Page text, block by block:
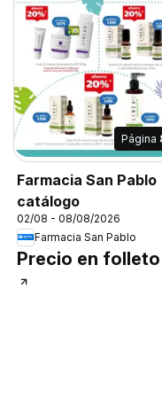
Página
Farmacia San Pablo
catálogo
02/08 - 08/08/2026
Farmacia San Pablo
Precio en folleto